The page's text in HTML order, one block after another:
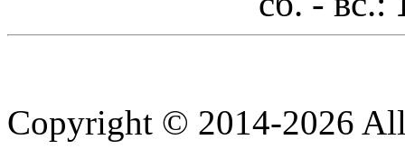
Copyright © 2014-2026